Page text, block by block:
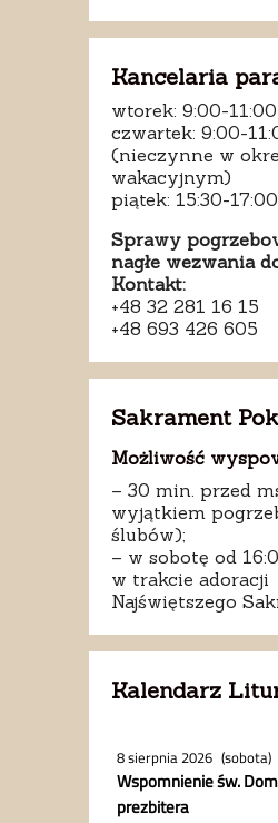
Kancelaria
wtorek: 9:00-11:00
czwartek: 9:00-
(nieczynne w
wakacyjnym)
piątek: 15:30-17:00
Sprawy
nagłe wezwania
Kontakt:
+48 32 281 16 15
+48 693 426 605
Sakrament
Możliwość
– 30 min. przed
wyjątkiem
ślubów);
– w sobotę od
w trakcie adoracji
Najświętszego
Kalendarz